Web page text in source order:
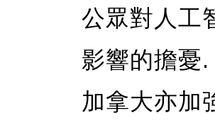
公眾對人工
影響的擔憂.
加拿大亦加